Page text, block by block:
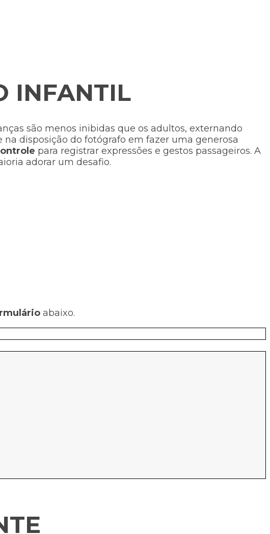
INFANTIL
são menos inibidas que os adultos, externando
disposição do fotógrafo em fazer uma generosa
para registrar expressões e gestos passageiros. A
adorar um desafio.
abaixo.